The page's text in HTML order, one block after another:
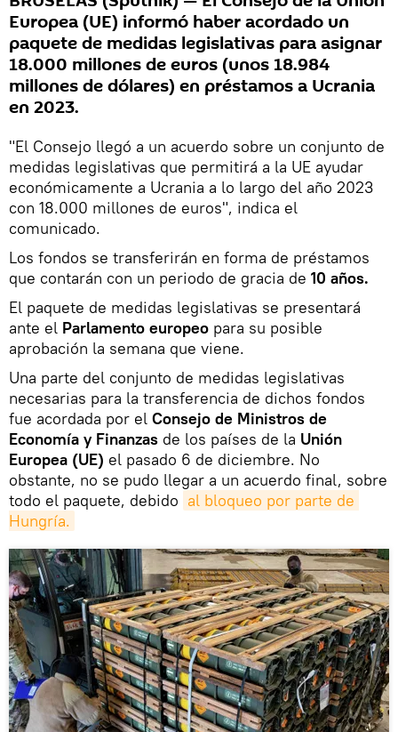
Europea (UE) informó haber acordado un
paquete de medidas legislativas para asignar
18.000 millones de euros (unos 18.984
millones de dólares) en préstamos a Ucrania
en 2023.
"El Consejo llegó a un acuerdo sobre un conjunto de
medidas legislativas que permitirá a la UE ayudar
económicamente a Ucrania a lo largo del año 2023
con 18.000 millones de euros", indica el
comunicado.
Los fondos se transferirán en forma de préstamos
que contarán con un periodo de gracia de 10 años.
El paquete de medidas legislativas se presentará
ante el Parlamento europeo para su posible
aprobación la semana que viene.
Una parte del conjunto de medidas legislativas
necesarias para la transferencia de dichos fondos
fue acordada por el Consejo de Ministros de
Economía y Finanzas de los países de la Unión
Europea (UE) el pasado 6 de diciembre. No
obstante, no se pudo llegar a un acuerdo final, sobre
todo el paquete, debido al bloqueo por parte de
Hungría.